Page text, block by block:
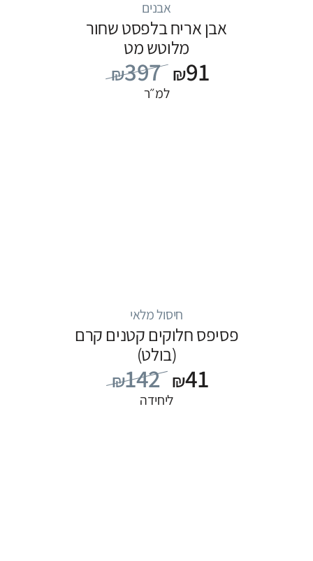
אבנים
אבן אריח בלפסט שחור
מלוטש מט
₪397 ₪91
למ״ר
חיסול מלאי
פסיפס חלוקים קטנים קרם
(בולט)
₪142 ₪41
ליחידה